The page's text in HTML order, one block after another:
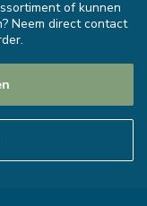
of kunnen
Neem direct contact